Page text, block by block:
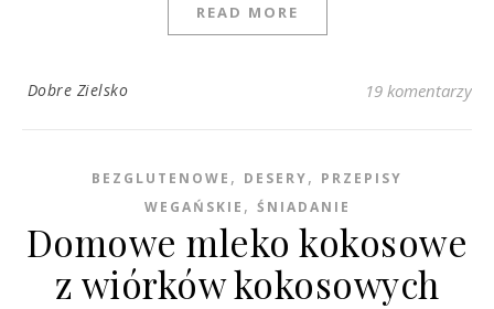
READ MORE
Dobre Zielsko 19 komentarzy
BEZGLUTENOWE , DESERY, PRZEPISY
WEGAŃSKIE , ŚNIADANIE
Domowe mleko kokosowe
z wiórków kokosowych